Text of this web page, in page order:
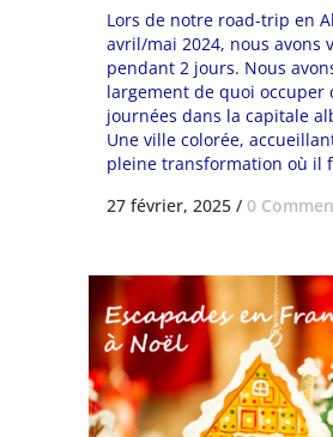
Lors de notre road-trip en
avril/mai 2024, nous avons
pendant 2 jours. Nous
largement de quoi occuper
journées dans la capitale
Une ville colorée,
pleine transformation où il
27 février, 2025 / 0